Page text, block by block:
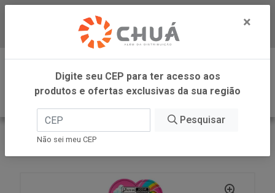
Baixe já nosso APP
0
INÍCIO
DANILLA FOODS
×
Digite seu CEP para ter acesso aos
produtos e ofertas exclusivas da sua região
Pesquisar
Não sei meu CEP